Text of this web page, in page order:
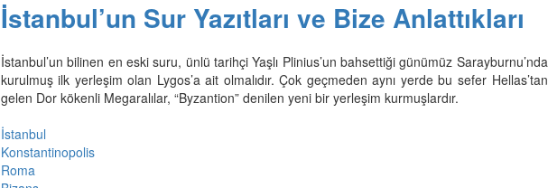
İstanbul’un Sur Yazıtları ve Bize Anlattıkları
İstanbul’un bilinen en eski suru, ünlü tarihçi Yaşlı Plinius’un bahsettiği günümüz Sarayburnu’nda
kurulmuş ilk yerleşim olan Lygos’a ait olmalıdır. Çok geçmeden aynı yerde bu sefer Hellas’tan
gelen Dor kökenli Megaralılar, “Byzantion” denilen yeni bir yerleşim kurmuşlardır.
İstanbul
Konstantinopolis
Roma